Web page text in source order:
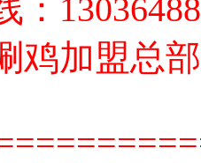
：
鸡加盟总